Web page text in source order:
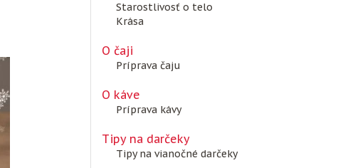
Starostlivosť o telo
Krása
O čaji
Príprava čaju
O káve
Príprava kávy
Tipy na darčeky
Tipy na vianočné darčeky